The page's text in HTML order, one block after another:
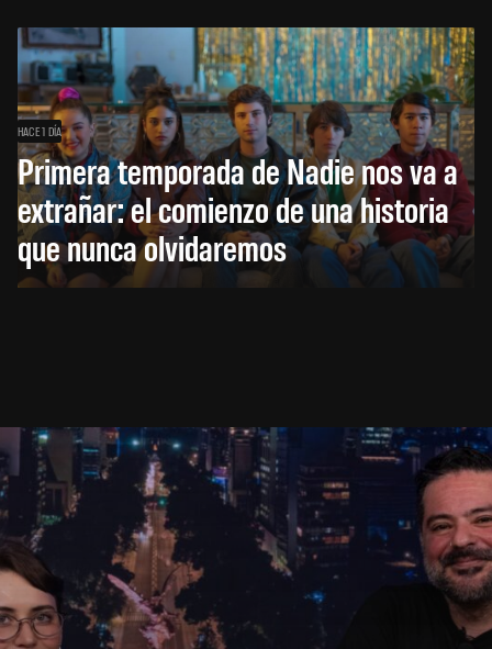
HACE 1 DÍA
Primera temporada de Nadie nos va a
extrañar: el comienzo de una historia
que nunca olvidaremos